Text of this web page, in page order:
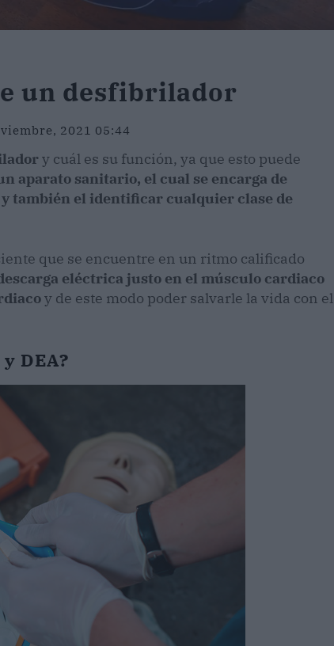
un desfibrilador
2021 05:44
y cuál es su función, ya que esto puede
aparato sanitario, el cual se encarga de
también el identificar cualquier clase de
que se encuentre en un ritmo calificado
eléctrica justo en el músculo cardiaco
y de este modo poder salvarle la vida con el
DEA?